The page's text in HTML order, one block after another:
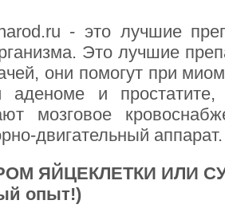
- это лучшие
Это лучшие
они помогут при
аденоме и
мозговое
двигательный аппарат.
ЯЙЦЕКЛЕТКИ ИЛИ
опыт!)